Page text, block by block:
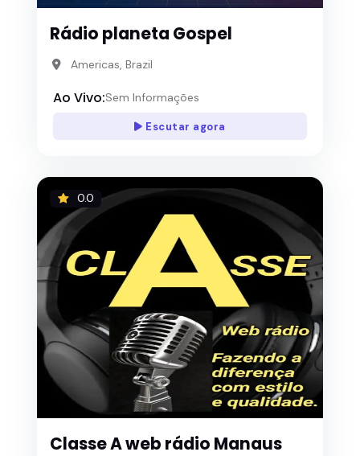
Rádio planeta Gospel
Americas, Brazil
Ao Vivo:Sem Informações
Escutar agora
0.0
Classe A web rádio Manaus